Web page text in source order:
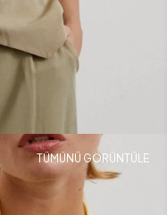
TÜMÜNÜ GÖRÜNTÜLE